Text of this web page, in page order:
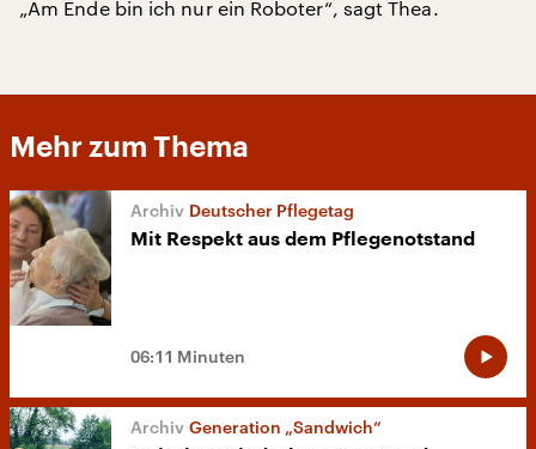
„Am Ende bin ich nur ein Roboter“, sagt Thea.
Mehr zum Thema
Deutscher Pflegetag
Mit Respekt aus dem Pflegenotstand
06:11 Minuten
Generation „Sandwich“